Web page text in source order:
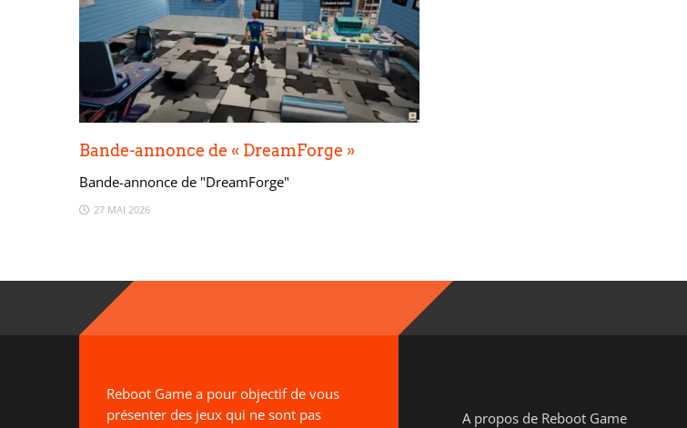
Bande-annonce de « DreamForge »
Bande-annonce de "DreamForge"
27 MAI 2026
Reboot Game a pour objectif de vous
présenter des jeux qui ne sont pas
A propos de Reboot Game